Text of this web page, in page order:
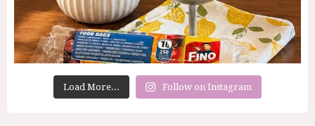
Load More... Follow on Instagram